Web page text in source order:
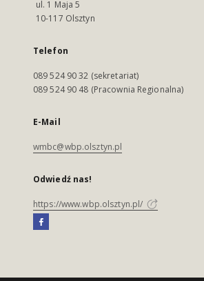
ul. 1 Maja 5
10-117 Olsztyn
Telefon
089 524 90 32 (sekretariat)
089 524 90 48 (Pracownia Regionalna)
E-Mail
wmbc@wbp.olsztyn.pl
Odwiedź nas!
https://www.wbp.olsztyn.pl/